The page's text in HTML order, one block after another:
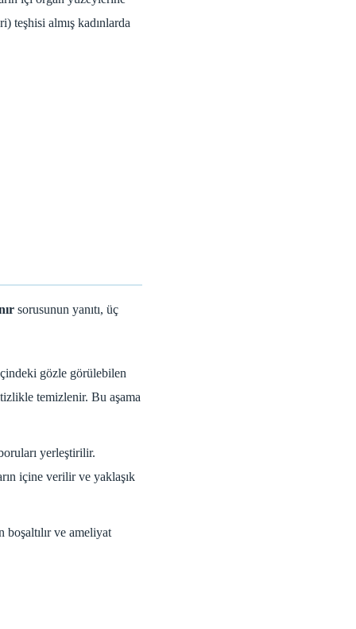
teşhisi almış kadınlarda
sorusunun yanıtı, üç
gözle görülebilen
temizlenir. Bu aşama
yerleştirilir.
içine verilir ve yaklaşık
boşaltılır ve ameliyat